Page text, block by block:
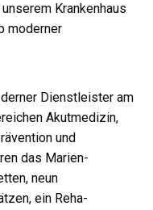
Krankenhaus
moderner
Dienstleister am
Akutmedizin,
und
das Marien-
neun
ein Reha-